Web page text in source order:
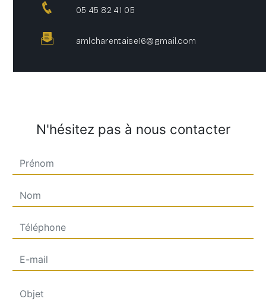
05 45 82 41 05
amlcharentaise16@gmail.com
N'hésitez pas à nous contacter